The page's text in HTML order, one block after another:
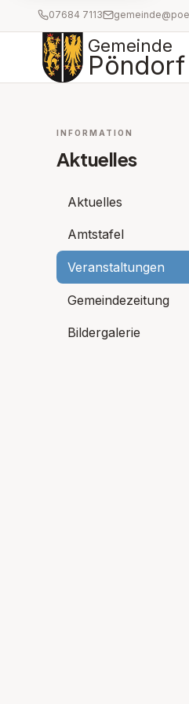
07684 7113
Gemeinde
Pöndorf
INFORMATION
Aktuelles
Aktuelles
Amtstafel
Veranstaltungen
Gemeindezeitung
Bildergalerie